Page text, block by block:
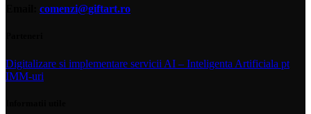
comenzi@giftart.ro
Digitalizare si implementare servicii AI – Inteligenta Artificiala pt
IMM-uri